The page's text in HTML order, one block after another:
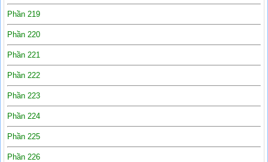
Phần 219
Phần 220
Phần 221
Phần 222
Phần 223
Phần 224
Phần 225
Phần 226